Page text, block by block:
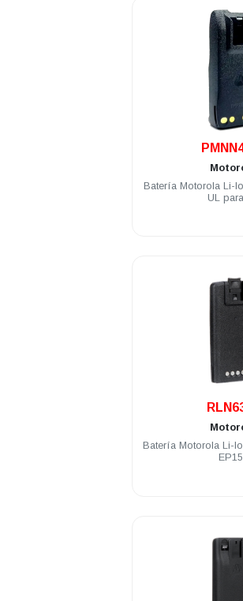
Batería Motorola Li-
UL
Batería Motorola Li-